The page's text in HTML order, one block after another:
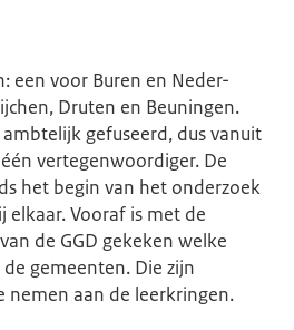
een voor Buren en Neder-
Druten en Beuningen.
gefuseerd, dus vanuit
vertegenwoordiger. De
het begin van het onderzoek
Vooraf is met de
de GGD gekeken welke
gemeenten. Die zijn
nemen aan de leerkringen.